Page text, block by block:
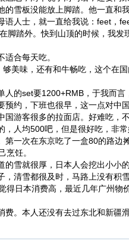
雪板没能放上脚踏。他一直和
人士，就一直给我说：feet，
脚踏外。快到山顶的时候，我
合每天吃。
美味，还有和牛畅吃，这个在
的set要1200+RMB，于我而言
约，下班也很早，这一点对中
游客很多的拉面店。好难吃，
人均500吧，但是很好吃，非常
一次在东京吃了一盒80的路
烹饪。
雪就很厚，日本人会挖出小小
清雪都很及时，马路上没有积
得日本消费高，最近几年广州
。本人还没有去过东北和新